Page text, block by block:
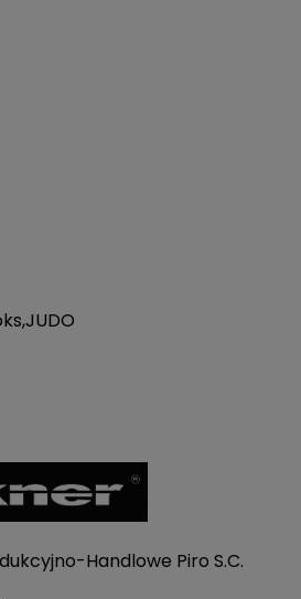
Handlowe Piro S.C.